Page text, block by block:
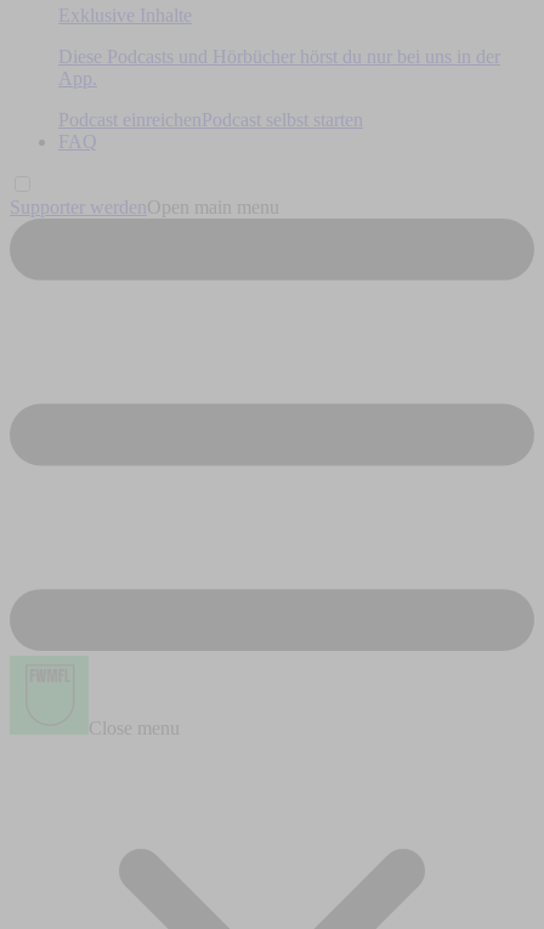
Exklusive Inhalte
Diese Podcasts und Hörbücher hörst du nur bei uns in der
App.
Podcast einreichen
Podcast selbst starten
FAQ
Supporter werden Open main menu
Close menu